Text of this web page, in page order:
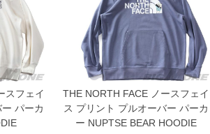
スフェイ
パーカ
THE NORTH FACE ノースフェイ
ス プリント プルオーバー パーカ
ー NUPTSE BEAR HOODIE